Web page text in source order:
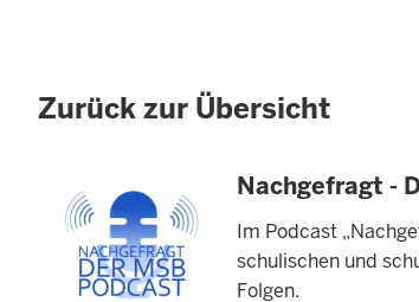
Zurück zur Übersicht
Nachgefragt -
Im Podcast
schulischen und
Folgen.